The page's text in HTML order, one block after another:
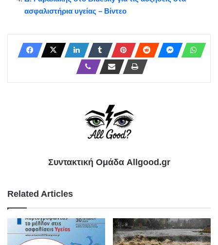
ασφαλιστήρια υγείας – Βίντεο
Συντακτική Ομάδα Allgood.gr
Related Articles